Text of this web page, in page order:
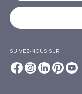
SUIVEZ-NOUS SUR